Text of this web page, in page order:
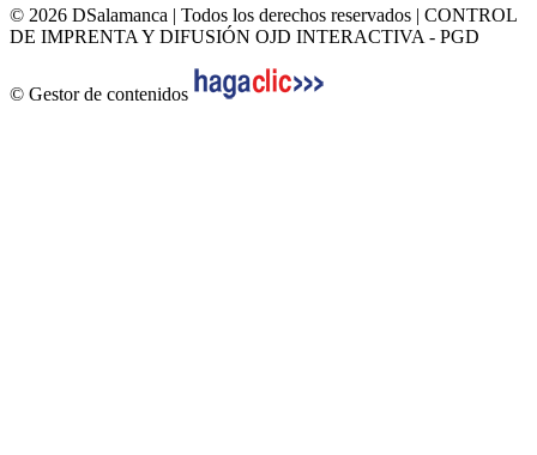
© 2026 DSalamanca | Todos los derechos reservados | CONTROL
DE IMPRENTA Y DIFUSIÓN OJD INTERACTIVA - PGD
© Gestor de contenidos